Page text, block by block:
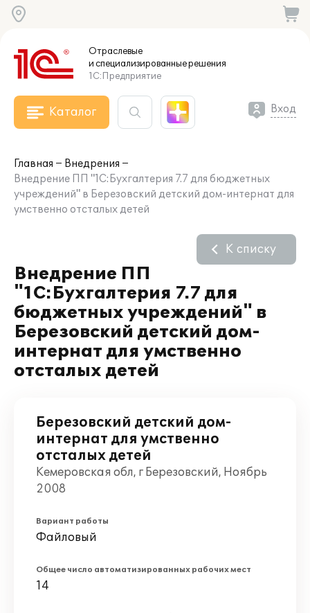
Отраслевые
и специализированныерешения
1С:Предприятие
Каталог Вход
Главная
Внедрения
Внедрение ПП "1С:Бухгалтерия 7.7 для бюджетных
учреждений" в Березовский детский дом-интернат для
умственно отсталых детей
Внедрение ПП
"1С:Бухгалтерия 7.7 для
бюджетных учреждений" в
Березовский детский дом-
интернат для умственно
отсталых детей
К списку
Березовский детский дом-
интернат для умственно
отсталых детей
Кемеровская обл, г Березовский, Ноябрь
2008
Вариант работы
Файловый
Общее число автоматизированных рабочих мест
14